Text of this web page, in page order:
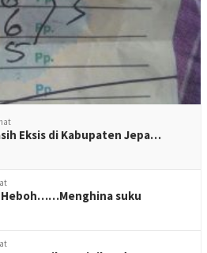
Eksis di Kabupaten Jepa…
suku